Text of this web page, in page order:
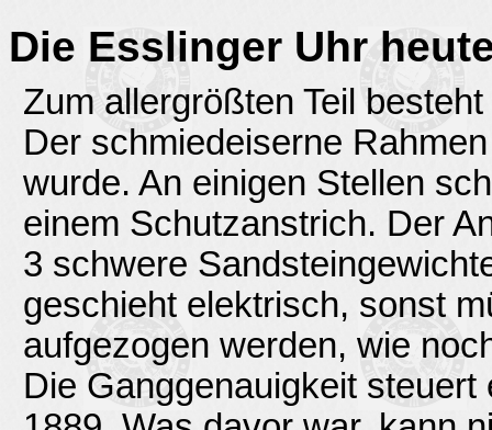
Die Esslinger Uhr
Zum allergrößten Teil
Der schmiedeiserne
wurde. An einigen Stellen
einem Schutzanstrich. Der
3 schwere
geschieht elektrisch, sonst
aufgezogen werden, wie
Die Ganggenauigkeit